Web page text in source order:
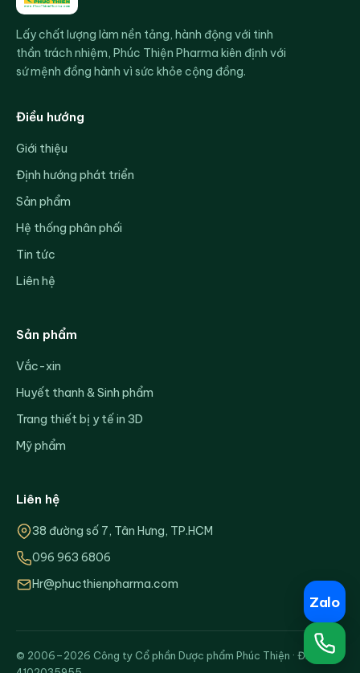
Lấy chất lượng làm nền tảng, hành động với tinh
thần trách nhiệm, Phúc Thiện Pharma kiên định với
sứ mệnh đồng hành vì sức khỏe cộng đồng.
Điều hướng
Giới thiệu
Định hướng phát triển
Sản phẩm
Hệ thống phân phối
Tin tức
Liên hệ
Sản phẩm
Vắc-xin
Huyết thanh & Sinh phẩm
Trang thiết bị y tế in 3D
Mỹ phẩm
Liên hệ
38 đường số 7, Tân Hưng, TP.HCM
096 963 6806
Hr@phucthienpharma.com
© 2006–2026 Công ty Cổ phần Dược phẩm Phúc Thiện · ĐKKD:
Zalo